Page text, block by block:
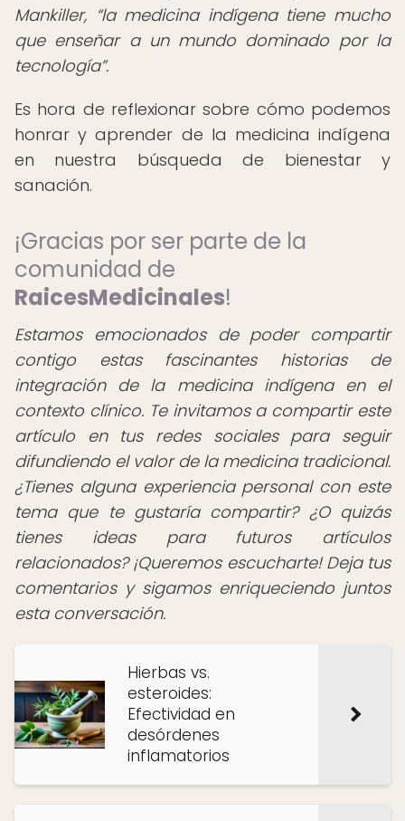
Mankiller,
la medicina indígena tiene mucho
que enseñar a un mundo dominado por la
tecnología .
Es hora de reflexionar sobre cómo podemos
honrar y aprender de la medicina indígena
en nuestra búsqueda de bienestar y
sanación.
¡Gracias por ser parte de la
comunidad de
RaicesMedicinales!
Estamos emocionados de poder compartir
contigo estas fascinantes historias de
integración de la medicina indígena en el
contexto clínico. Te invitamos a compartir este
artículo en tus redes sociales para seguir
difundiendo el valor de la medicina tradicional.
¿Tienes alguna experiencia personal con este
tema que te gustaría compartir? ¿O quizás
tienes ideas para futuros artículos
relacionados? ¡Queremos escucharte! Deja tus
comentarios y sigamos enriqueciendo juntos
esta conversación.
Hierbas vs.
esteroides:
Efectividad en
desórdenes
inflamatorios